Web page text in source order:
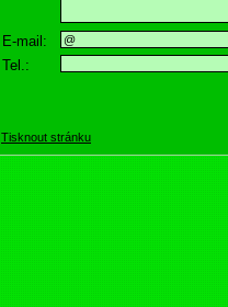
E-mail:
Tel.:
Tisknout stránku